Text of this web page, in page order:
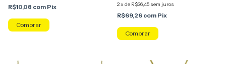
R$10,08 com Pix
Comprar
2x de R$36,45 sem juros
R$69,26 com Pix